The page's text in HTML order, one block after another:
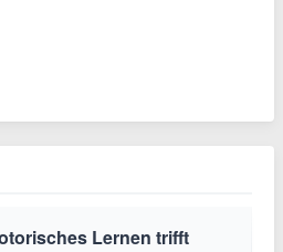
Lernen trifft